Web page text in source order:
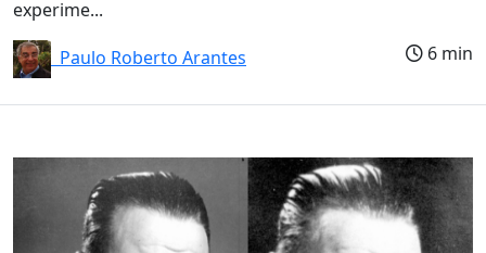
experime...
Paulo Roberto Arantes
6 min